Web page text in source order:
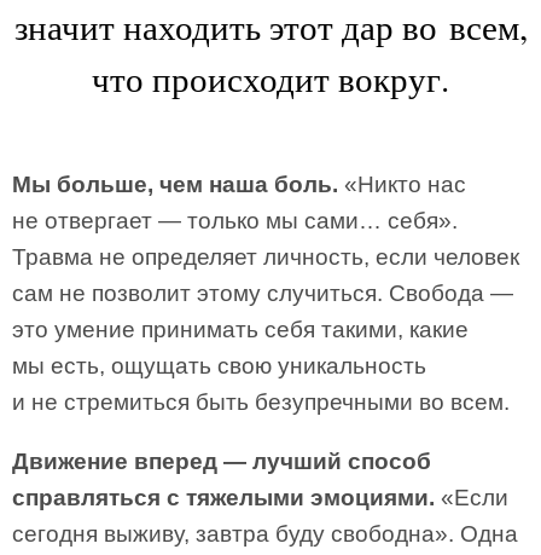
значит находить этот дар во всем,
что происходит вокруг.
Мы больше, чем наша боль. «Никто нас
не отвергает — только мы сами… себя».
Травма не определяет личность, если человек
сам не позволит этому случиться. Свобода —
это умение принимать себя такими, какие
мы есть, ощущать свою уникальность
и не стремиться быть безупречными во всем.
Движение вперед — лучший способ
справляться с тяжелыми эмоциями. «Если
сегодня выживу, завтра буду свободна». Одна